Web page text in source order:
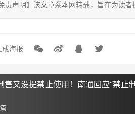
免责声明】该文章系本网转载，旨在为读
成海报
售又没提禁止使用！南通回应“禁止